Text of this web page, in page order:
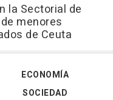
la Sectorial de
menores
de Ceuta
ECONOMÍA
SOCIEDAD